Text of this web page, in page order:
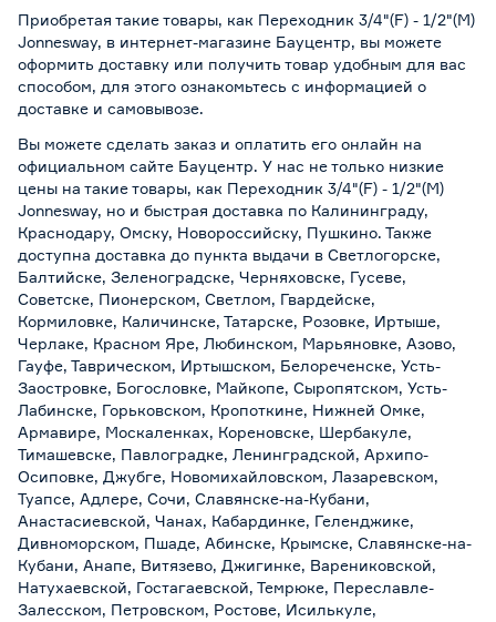
Приобретая такие товары, как Переходник 3/4"(F) - 1/2"(M)
Jonnesway, в интернет-магазине Бауцентр, вы можете
оформить доставку или получить товар удобным для вас
способом, для этого ознакомьтесь с информацией о
доставке и самовывозе.
Вы можете сделать заказ и оплатить его онлайн на
официальном сайте Бауцентр. У нас не только низкие
цены на такие товары, как Переходник 3/4"(F) - 1/2"(M)
Jonnesway, но и быстрая доставка по Калининграду,
Краснодару, Омску, Новороссийску, Пушкино. Также
доступна доставка до пункта выдачи в Светлогорске,
Балтийске, Зеленоградске, Черняховске, Гусеве,
Советске, Пионерском, Светлом, Гвардейске,
Кормиловке, Каличинске, Татарске, Розовке, Иртыше,
Черлаке, Красном Яре, Любинском, Марьяновке, Азово,
Гауфе, Таврическом, Иртышском, Белореченске, Усть-
Заостровке, Богословке, Майкопе, Сыропятском, Усть-
Лабинске, Горьковском, Кропоткине, Нижней Омке,
Армавире, Москаленках, Кореновске, Шербакуле,
Тимашевске, Павлоградке, Ленинградской, Архипо-
Осиповке, Джубге, Новомихайловском, Лазаревском,
Туапсе, Адлере, Сочи, Славянске-на-Кубани,
Анастасиевской, Чанах, Кабардинке, Геленджике,
Дивноморском, Пшаде, Абинске, Крымске, Славянске-на-
Кубани, Анапе, Витязево, Джигинке, Варениковской,
Натухаевской, Гостагаевской, Темрюке, Переславле-
Залесском, Петровском, Ростове, Исилькуле,